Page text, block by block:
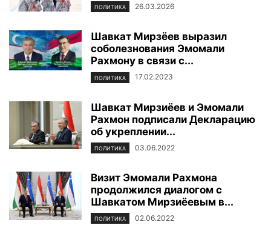
ПОЛИТИКА 26.03.2026
Шавкат Мирзёев выразил
соболезнования Эмомали
Рахмону в связи с...
ПОЛИТИКА 17.02.2023
Шавкат Мирзиёев и Эмомали
Рахмон подписали Декларацию
об укреплении...
ПОЛИТИКА 03.06.2022
Визит Эмомали Рахмона
продолжился диалогом с
Шавкатом Мирзиёевым в...
ПОЛИТИКА 02.06.2022